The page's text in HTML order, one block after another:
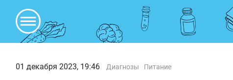
01 декабря 2023, 19:46 Диагнозы Питание